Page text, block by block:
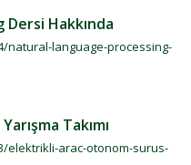
Hakkında
language-processing-
Takımı
elektrikli-arac-otonom-surus-